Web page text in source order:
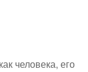
человека, его